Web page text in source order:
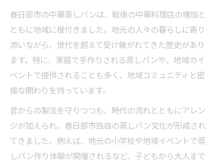
春日部市の中華蒸しパンは、戦後の中華料理店の増加と
ともに地域に根付きました。地元の人々の暮らしに寄り
添いながら、世代を超えて受け継がれてきた歴史があり
ます。特に、家庭で手作りされる蒸しパンや、地域のイ
ベントで提供されることも多く、地域コミュニティと密
接な関わりを持っています。
昔からの製法を守りつつも、時代の流れとともにアレン
ジが加えられ、春日部市独自の蒸しパン文化が形成され
てきました。例えば、地元の小学校や地域イベントで蒸
しパン作り体験が開催されるなど、子どもから大人まで